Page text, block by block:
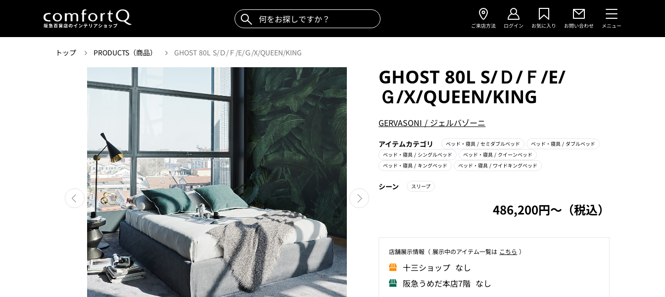
ご来店方法 ログイン お気に入り お問い合わせ メニュー
トップ PRODUCTS（商品） GHOST 80L S/Ｄ/Ｆ/E/Ｇ/X/QUEEN/KING
GHOST 80L S/Ｄ/Ｆ/E/
Ｇ/X/QUEEN/KING
GERVASONI / ジェルバゾーニ
アイテムカテゴリ ベッド・寝具/ セミダブルベッド ベッド・寝具/ ダブルベッド
ベッド・寝具/ シングルベッド ベッド・寝具/ クイーンベッド
ベッド・寝具/ キングベッド ベッド・寝具/ ワイドキングベッド
シーン スリープ
486,200円〜（税込）
店舗展⽰情報（ 展⽰中のアイテム⼀覧は こちら ）
⼗三ショップ なし
阪急うめだ本店7階 なし